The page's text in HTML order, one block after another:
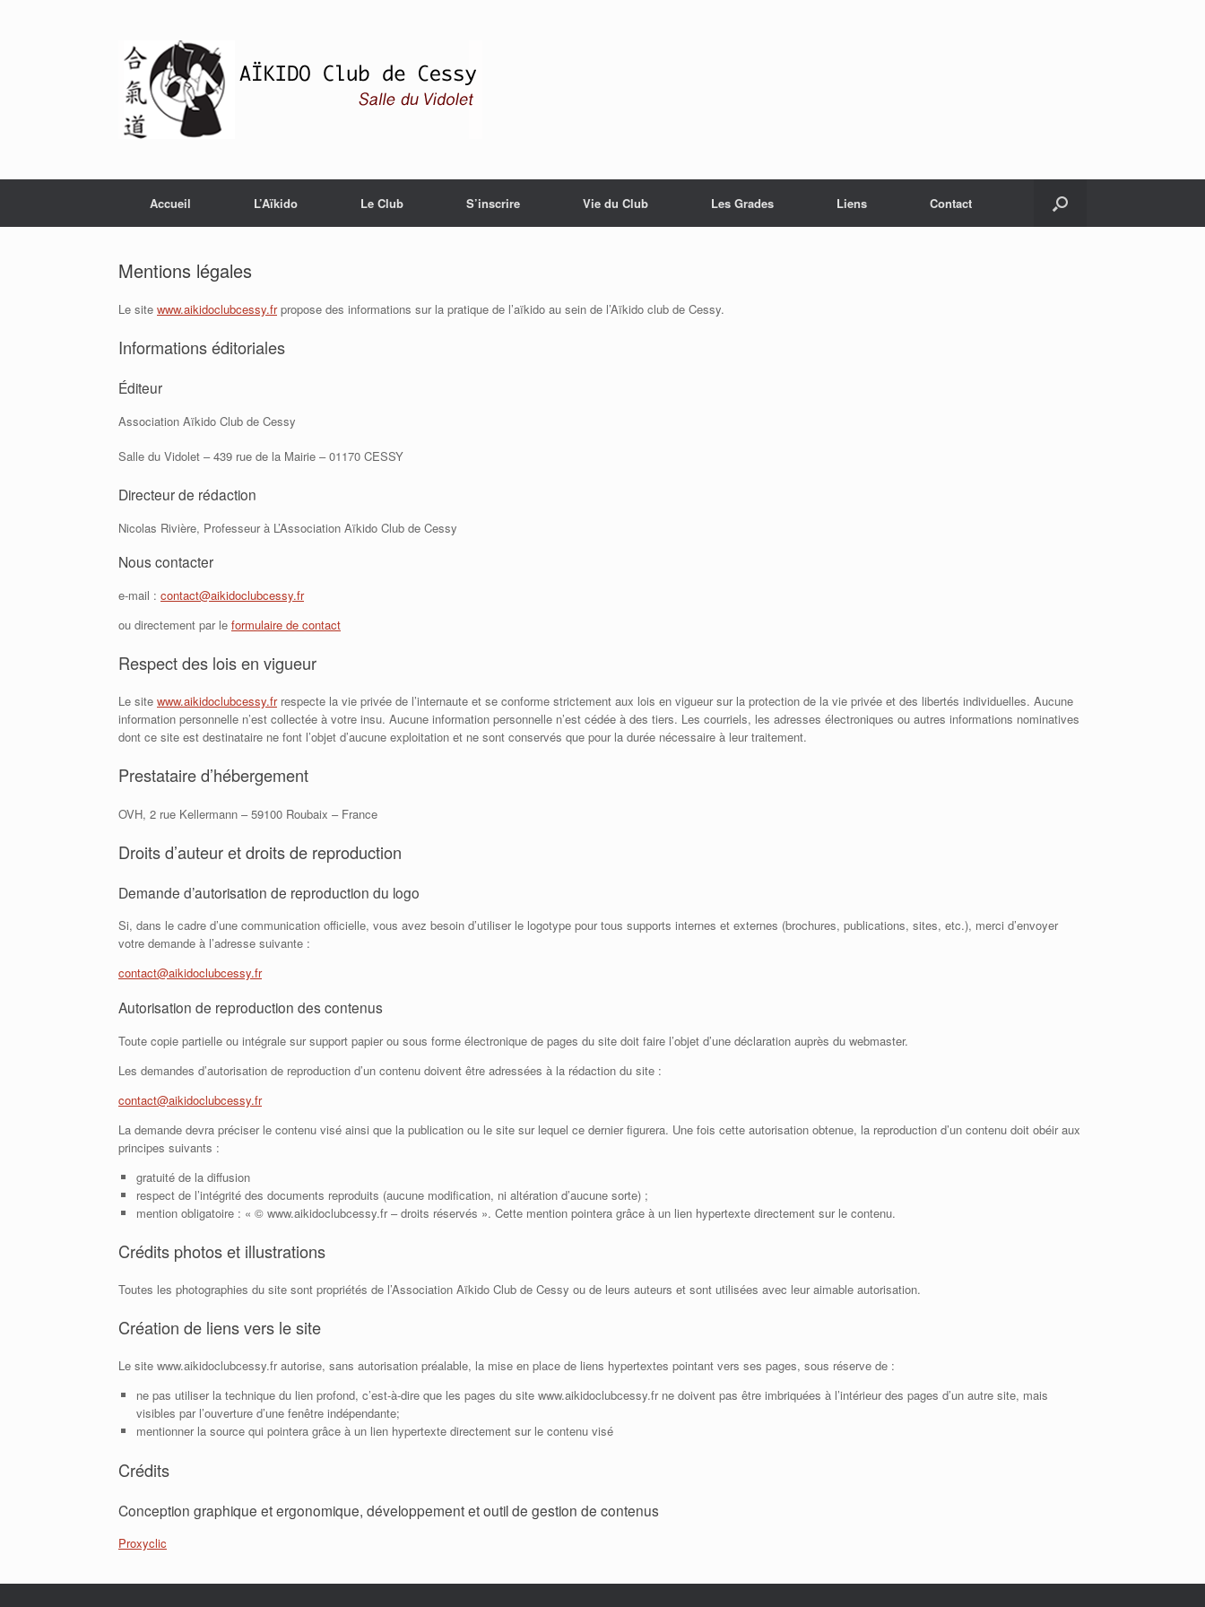
Accueil L’Aïkido Le Club S’inscrire Vie du Club Les Grades Liens Contact
Mentions légales
Le site www.aikidoclubcessy.frpropose des informations sur la pratique de l’aïkido au sein de l’Aïkido club de Cessy.
Informations éditoriales
Éditeur
Association Aïkido Club de Cessy
Salle du Vidolet – 439 rue de la Mairie – 01170 CESSY
Directeur de rédaction
Nicolas Rivière, Professeur à L’Association Aïkido Club de Cessy
Nous contacter
e-mail : contact@aikidoclubcessy.fr
ou directement par le formulaire de contact
Respect des lois en vigueur
Le site www.aikidoclubcessy.frrespecte la vie privée de l’internaute et se conforme strictement aux lois en vigueur sur la protection de la vie privée et des libertés individuelles. Aucune
information personnelle n’est collectée à votre insu. Aucune information personnelle n’est cédée à des tiers. Les courriels, les adresses électroniques ou autres informations nominatives
dont ce site est destinataire ne font l’objet d’aucune exploitation et ne sont conservés que pour la durée nécessaire à leur traitement.
Prestataire d’hébergement
OVH, 2 rue Kellermann – 59100 Roubaix – France
Droits d’auteur et droits de reproduction
Demande d’autorisation de reproduction du logo
Si, dans le cadre d’une communication officielle, vous avez besoin d’utiliser le logotype pour tous supports internes et externes (brochures, publications, sites, etc.), merci d’envoyer
votre demande à l’adresse suivante :
contact@aikidoclubcessy.fr
Autorisation de reproduction des contenus
Toute copie partielle ou intégrale sur support papier ou sous forme électronique de pages du site doit faire l’objet d’une déclaration auprès du webmaster.
Les demandes d’autorisation de reproduction d’un contenu doivent être adressées à la rédaction du site :
contact@aikidoclubcessy.fr
La demande devra préciser le contenu visé ainsi que la publication ou le site sur lequel ce dernier figurera. Une fois cette autorisation obtenue, la reproduction d’un contenu doit obéir aux
principes suivants :
gratuité de la diffusion
respect de l’intégrité des documents reproduits (aucune modification, ni altération d’aucune sorte) ;
mention obligatoire : « © www.aikidoclubcessy.fr – droits réservés ». Cette mention pointera grâce à un lien hypertexte directement sur le contenu.
Crédits photos et illustrations
Toutes les photographies du site sont propriétés de l’Association Aïkido Club de Cessy ou de leurs auteurs et sont utilisées avec leur aimable autorisation.
Création de liens vers le site
Le site www.aikidoclubcessy.fr autorise, sans autorisation préalable, la mise en place de liens hypertextes pointant vers ses pages, sous réserve de :
ne pas utiliser la technique du lien profond, c’est-à-dire que les pages du site www.aikidoclubcessy.fr ne doivent pas être imbriquées à l’intérieur des pages d’un autre site, mais
visibles par l’ouverture d’une fenêtre indépendante;
mentionner la source qui pointera grâce à un lien hypertexte directement sur le contenu visé
Crédits
Conception graphique et ergonomique, développement et outil de gestion de contenus
Proxyclic